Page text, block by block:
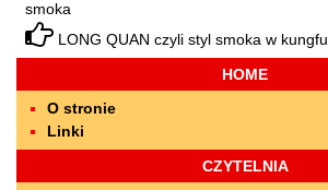
HOME
O stronie
Linki
CZYTELNIA
smoka
LONG QUAN czyli styl smoka w kungfu